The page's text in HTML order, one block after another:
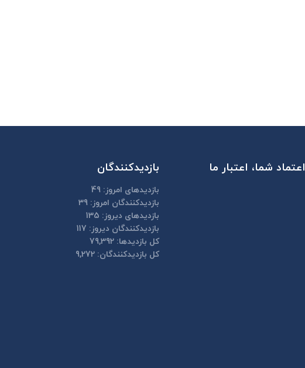
اعتماد شما، اعتبار ما بازدیدکنندگان
بازدیدهای امروز: 49
بازدیدکنندگان امروز: 39
بازدیدهای دیروز: 135
بازدیدکنندگان دیروز: 117
کل بازدیدها: 79,392
کل بازدیدکنند‌گان: 9,272